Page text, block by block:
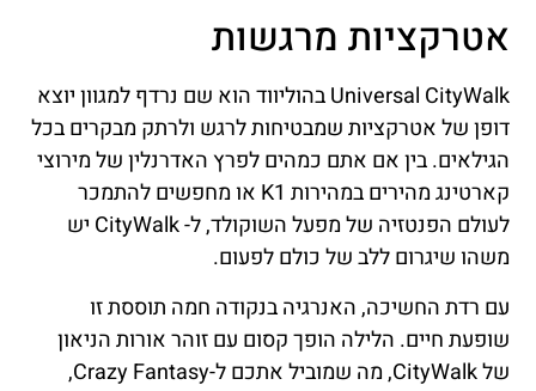
אטרקציות מרגשות
Universal CityWalk בהוליווד הוא שם נרדף למגוון יוצא
דופן של אטרקציות שמבטיחות לרגש ולרתק מבקרים בכל
הגילאים. בין אם אתם כמהים לפרץ האדרנלין של מירוצי
קארטינג מהירים במהירות K1 או מחפשים להתמכר
לעולם הפנטזיה של מפעל השוקולד, ל- CityWalk יש
משהו שיגרום ללב של כולם לפעום.
עם רדת החשיכה, האנרגיה בנקודה חמה תוססת זו
שופעת חיים. הלילה הופך קסום עם זוהר אורות הניאון
של CityWalk, מה שמוביל אתכם ל-Crazy Fantasy,